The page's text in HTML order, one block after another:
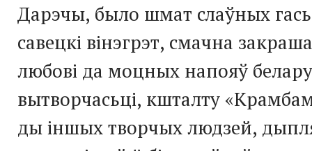
Дарэчы, было шмат слаўных
савецкі вінэгрэт, смачна
любові да моцных напояў
вытворчасьці, кшталту
ды іншых творчых людзей,